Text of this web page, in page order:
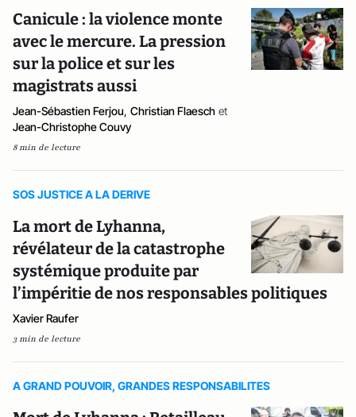
Canicule : la violence monte
avec le mercure. La pression
sur la police et sur les
magistrats aussi
Jean-Sébastien Ferjou, Christian Flaesch et
Jean-Christophe Couvy
8 min de lecture
SOS JUSTICE A LA DERIVE
La mort de Lyhanna,
révélateur de la catastrophe
systémique produite par
l’impéritie de nos responsables politiques
Xavier Raufer
3 min de lecture
A GRAND POUVOIR, GRANDES RESPONSABILITES